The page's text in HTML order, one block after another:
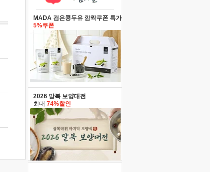
MADA 검은콩두유 깜짝쿠폰 특가
5%쿠폰
2026 말복 보양대전
최대 74%할인